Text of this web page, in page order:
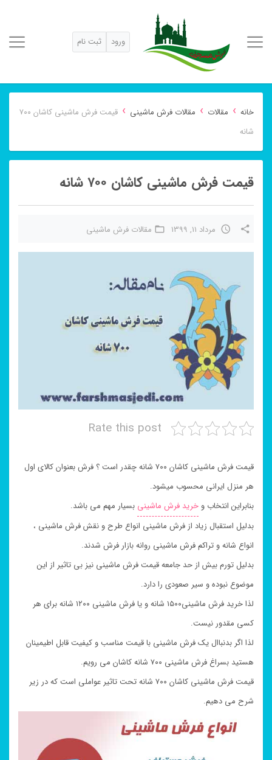
ورود ثبت نام
خانه › مقالات › مقالات فرش ماشینی ›
قیمت فرش ماشینی کاشان ۷۰۰
شانه
قیمت فرش ماشینی کاشان ۷۰۰ شانه
مرداد 11, 1399 مقالات فرش ماشینی
Rate this post
قیمت فرش ماشینی کاشان ۷۰۰ شانه چقدر است ؟ فرش بعنوان کالای اول
هر منزل ایرانی محسوب میشود.
بنابراین انتخاب و خرید فرش ماشینی بسیار مهم می باشد.
بدلیل استقبال زیاد از فرش ماشینی انواع طرح و نقش فرش ماشینی ،
انواع شانه و تراکم فرش ماشینی روانه بازار فرش شدند.
بدلیل تورم بیش از حد جامعه قیمت فرش ماشینی نیز بی تاثیر از این
موضوع نبوده و سیر صعودی را دارد.
لذا خرید فرش ماشینی۱۵۰۰ شانه و یا فرش ماشینی ۱۲۰۰ شانه برای هر
کسی مقدور نیست.
لذا اگر بدنباال یک فرش ماشینی با قیمت مناسب و کیفیت قابل اطیمینان
هستید بسراغ فرش ماشینی ۷۰۰ شانه کاشان می رویم.
قیمت فرش ماشینی کاشان ۷۰۰ شانه تحت تاثیر عواملی است که در زیر
شرح می دهیم.